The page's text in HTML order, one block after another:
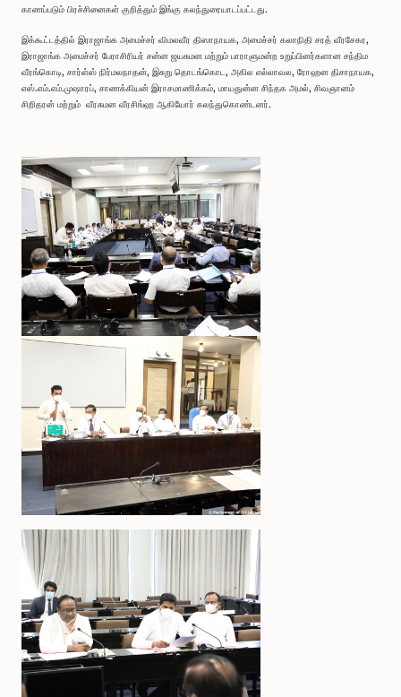
காணப்படும் பிரச்சினைகள் குறித்தும் இங்கு கலந்துரையாடப்பட்டது.
இக்கூட்டத்தில் இராஜாங்க அமைச்சர் விமலவீர திஸாநாயக, அமைச்சர் கலாநிதி சரத் வீரசேகர,
இராஜாங்க அமைச்சர் பேராசிரியர் சன்ன ஜயசுமன மற்றும் பாராளுமன்ற உறுப்பினர்களான சந்திம
வீரங்கொடி, சார்ள்ஸ் நிர்மலநாதன், இசுறு தொடங்கொட, அகில எல்லாவல, ரோஹன திசாநாயக,
எஸ்.எம்.எம்.முஷாரப், சாணக்கியன் இராசமாணிக்கம், மாயதுன்ன சிந்தக அமல், சிவஞானம்
சிறிதரன் மற்றும் வீரசுமன வீரசிங்ஹ ஆகியோர் கலந்துகொண்டனர்.